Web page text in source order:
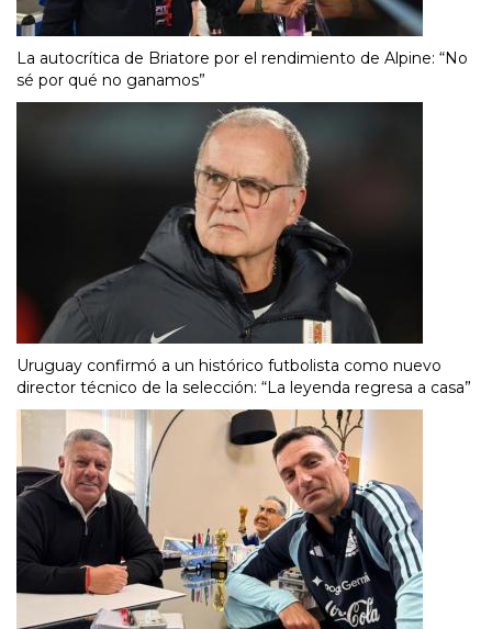
La autocrítica de Briatore por el rendimiento de Alpine: “No
sé por qué no ganamos”
Uruguay confirmó a un histórico futbolista como nuevo
director técnico de la selección: “La leyenda regresa a casa”